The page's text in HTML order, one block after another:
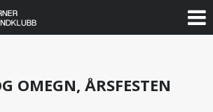
OMEGN, ÅRSFESTEN